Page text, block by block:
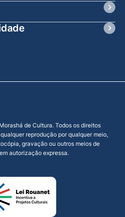
de Cultura. Todos os direitos
reprodução por qualquer meio,
gravação ou outros meios de
autorização expressa.